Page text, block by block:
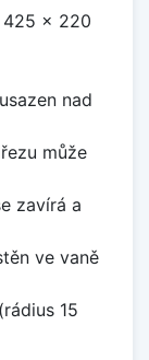
x 220
nad
může
zavírá a
ve vaně
15